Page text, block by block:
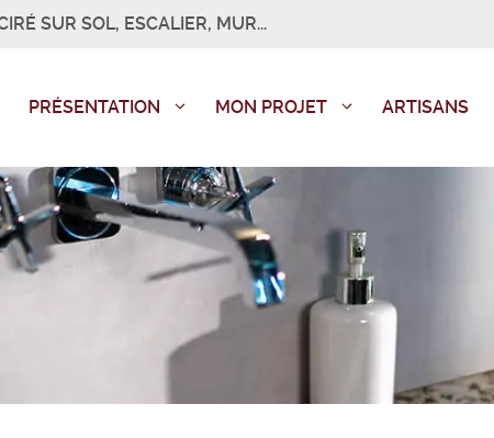
SUR SOL, ESCALIER, MUR...
PRÉSENTATION MON PROJET ARTISANS